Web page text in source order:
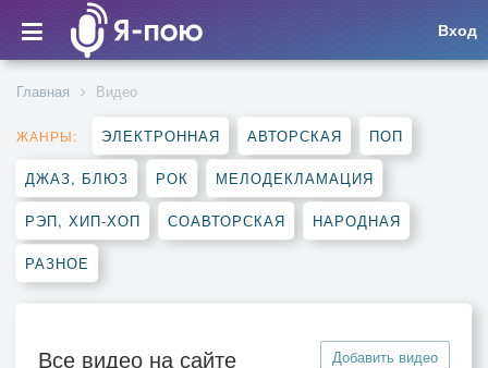
Вход
Главная Видео
ЖАНРЫ: ЭЛЕКТРОННАЯ АВТОРСКАЯ ПОП
ДЖАЗ, БЛЮЗ РОК МЕЛОДЕКЛАМАЦИЯ
РЭП, ХИП-ХОП СОАВТОРСКАЯ НАРОДНАЯ
РАЗНОЕ
Все видео на сайте Добавить видео